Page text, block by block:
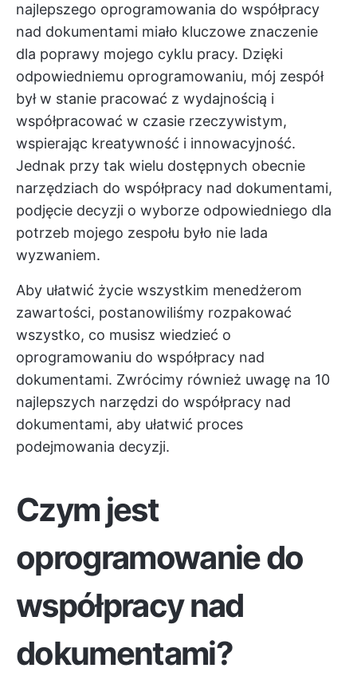
najlepszego oprogramowania do współpracy
nad dokumentami miało kluczowe znaczenie
dla poprawy mojego cyklu pracy. Dzięki
odpowiedniemu oprogramowaniu, mój zespół
był w stanie pracować z wydajnością i
współpracować w czasie rzeczywistym,
wspierając kreatywność i innowacyjność.
Jednak przy tak wielu dostępnych obecnie
narzędziach do współpracy nad dokumentami,
podjęcie decyzji o wyborze odpowiedniego dla
potrzeb mojego zespołu było nie lada
wyzwaniem.
Aby ułatwić życie wszystkim menedżerom
zawartości, postanowiliśmy rozpakować
wszystko, co musisz wiedzieć o
oprogramowaniu do współpracy nad
dokumentami. Zwrócimy również uwagę na 10
najlepszych narzędzi do współpracy nad
dokumentami, aby ułatwić proces
podejmowania decyzji.
Czym jest
oprogramowanie do
współpracy nad
dokumentami?